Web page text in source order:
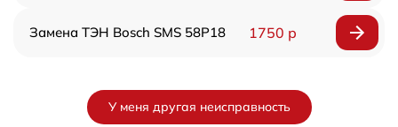
Замена ТЭН Bosch SMS 58P18 1750 р
У меня другая неисправность